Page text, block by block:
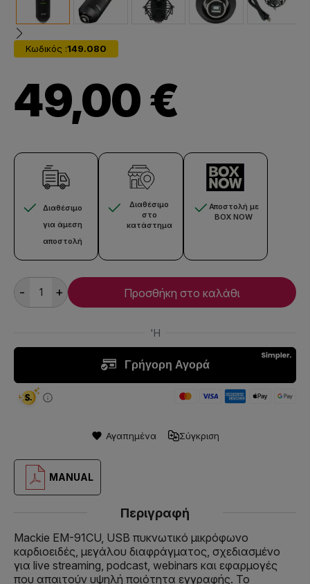
Κωδικός :149.080
49,00 €
Διαθέσιμο
για άμεση
αποστολή
Διαθέσιμο
στο
κατάστημα
Αποστολή με
BOX NOW
- + Προσθήκη στο καλάθι
Αγαπημένα Σύγκριση
MANUAL
Περιγραφή
Mackie EM-91CU, USB πυκνωτικό μικρόφωνο
καρδιοειδές, μεγάλου διαφράγματος, σχεδιασμένο
για live streaming, podcast, webinars και εφαρμογές
που απαιτούν υψηλή ποιότητα εγγραφής. Το